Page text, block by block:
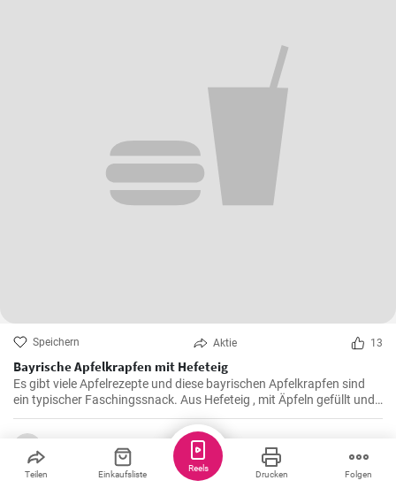
Speichern Aktie 13
Bayrische Apfelkrapfen mit Hefeteig
Es gibt viele Apfelrezepte und diese bayrischen Apfelkrapfen sind
ein typischer Faschingssnack. Aus Hefeteig , mit Äpfeln gefüllt und
saftig frittiert werden sie nachher in Zimtzucker gewälzt und frisch
genossen.
Martina_Grechova
Teilen Einkaufsliste Drucken Folgen
Reels